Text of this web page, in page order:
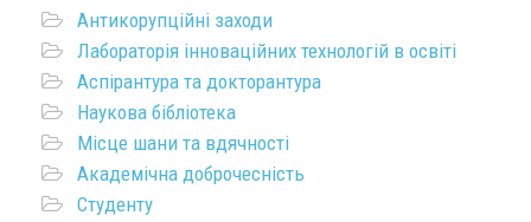
Антикорупційні заходи
Лабораторія інноваційних технологій в освіті
Аспірантура та докторантура
Наукова бібліотека
Місце шани та вдячності
Академічна доброчесність
Студенту